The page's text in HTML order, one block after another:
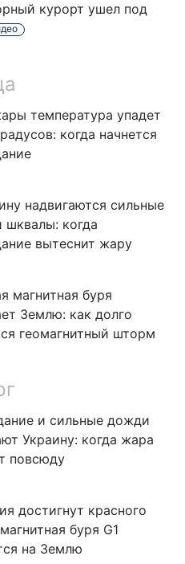
курорт ушел под
температура упадет
когда начнется
надвигаются сильные
когда
вытеснит жару
магнитная буря
Землю: как долго
геомагнитный шторм
и сильные дожди
Украину: когда жара
повсюду
достигнут красного
буря G1
на Землю